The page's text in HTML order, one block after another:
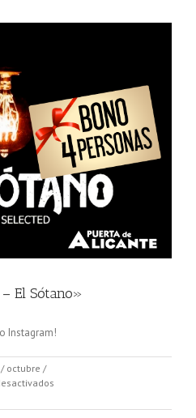
El Sótano»
Instagram!
octubre /
«Escape